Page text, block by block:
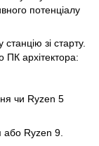
потенціалу
зі старту.
ПК архітектора:
чи Ryzen 5
Ryzen 9.